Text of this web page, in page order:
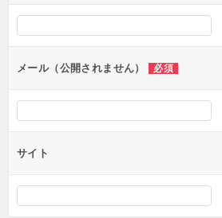
シ
ンメール（公開されません） 必須
サイト